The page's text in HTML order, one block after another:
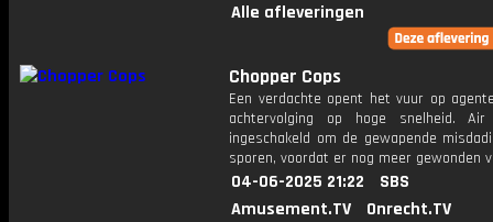
Alle afleveringen
Chopper Cops
Een verdachte opent het vuur op
achtervolging op hoge snelheid.
ingeschakeld om de gewapende
sporen, voordat er nog meer gewonden
04-06-2025 21:22
SBS
Amusement.TV
Onrecht.TV